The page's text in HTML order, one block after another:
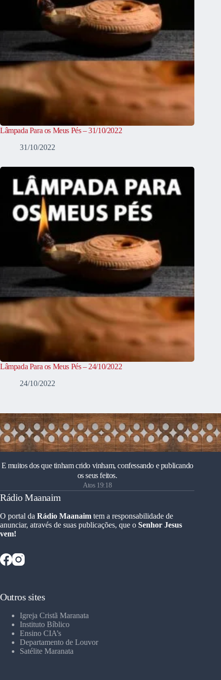
Lâmpada Para os Meus Pés – 31/10/2022
31/10/2022
Lâmpada Para os Meus Pés – 24/10/2022
24/10/2022
E muitos dos que tinham crido vinham, confessando e publicando
os seus feitos.
Atos 19:18
Rádio Maanaim
O portal da Rádio Maanaim tem a responsabilidade de
anunciar, através de suas publicações, que o Senhor Jesus
vem!
Outros sites
Igreja Cristã Maranata
Instituto Bíblico
Ensino CIA’s
Departamento de Louvor
Satélite Maranata